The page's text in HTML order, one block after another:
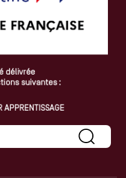
Formulaire de recherche